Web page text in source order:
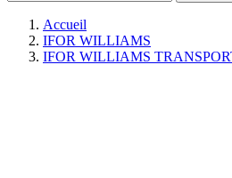
Accueil
IFOR WILLIAMS
IFOR WILLIAMS